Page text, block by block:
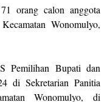
71 orang calon anggota
Wonomulyo,
Pemilihan Bupati dan
di Sekretarian Panitia
Wonomulyo, di